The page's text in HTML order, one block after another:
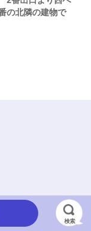
の北隣の建物で
検索